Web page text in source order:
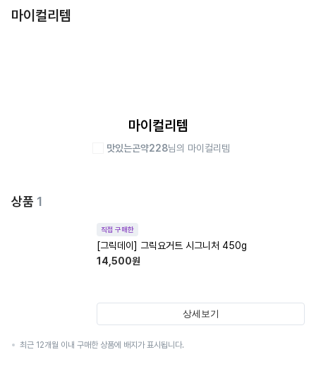
마이컬리템
마이컬리템
맛있는곤약228님의 마이컬리템
상품 1
직접 구매한
[그릭데이] 그릭요거트 시그니처 450g
14,500원
상세보기
최근 12개월 이내 구매한 상품에 배지가 표시됩니다.